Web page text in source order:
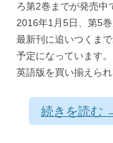
ろ第2巻までが発売中
2016年1月5日、第5
最新刊に追いつくま
予定になっています
英語版を買い揃えら
続きを読む